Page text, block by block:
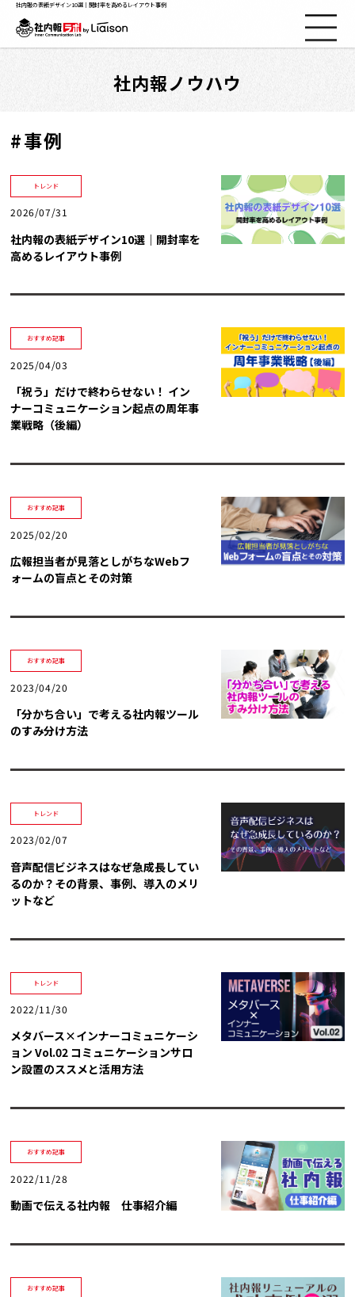
社内報ノウハウ
Web社内報
トレンド用語集
社長ブログ
社内報の表紙デザイン10選｜開封率を高めるレイアウト事例
社内報ノウハウ
#事例
トレンド
2026/07/31
社内報の表紙デザイン10選｜開封率を
高めるレイアウト事例
おすすめ記事
2025/04/03
「祝う」だけで終わらせない！ イン
ナーコミュニケーション起点の周年事
業戦略（後編）
おすすめ記事
2025/02/20
広報担当者が見落としがちなWebフ
ォームの盲点とその対策
おすすめ記事
2023/04/20
「分かち合い」で考える社内報ツール
のすみ分け方法
トレンド
2023/02/07
音声配信ビジネスはなぜ急成長してい
るのか？その背景、事例、導入のメリ
ットなど
トレンド
2022/11/30
メタバース×インナーコミュニケーシ
ョン Vol.02 コミュニケーションサロ
ン設置のススメと活用方法
おすすめ記事
2022/11/28
動画で伝える社内報 仕事紹介編
おすすめ記事